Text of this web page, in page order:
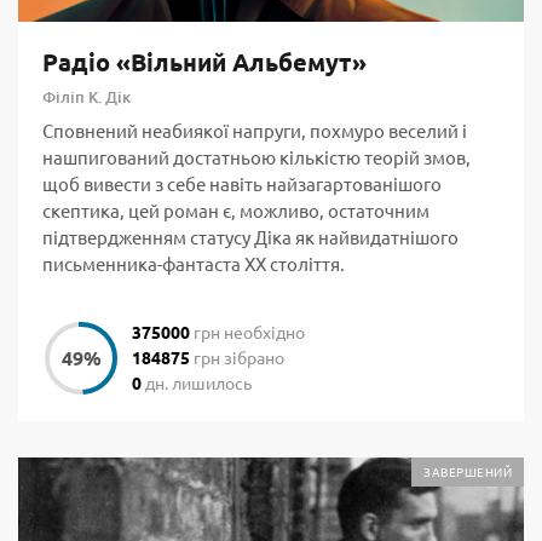
Радіо «Вільний Альбемут»
Філіп К. Дік
Сповнений неабиякої напруги, похмуро веселий і
нашпигований достатньою кількістю теорій змов,
щоб вивести з себе навіть найзагартованішого
скептика, цей роман є, можливо, остаточним
підтвердженням статусу Діка як найвидатнішого
письменника-фантаста ХХ століття.
375000 грн необхідно
184875 грн зібрано
0 дн. лишилось
ЗАВЕРШЕНИЙ